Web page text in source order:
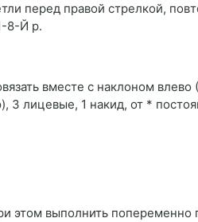
перед правой стрелкой,
8-Й р.
вместе с наклоном влево
3 лицевые, 1 накид, от *
этом выполнить попеременно